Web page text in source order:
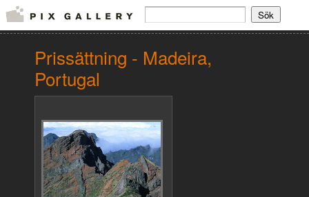
Prissättning - Madeira,
Portugal